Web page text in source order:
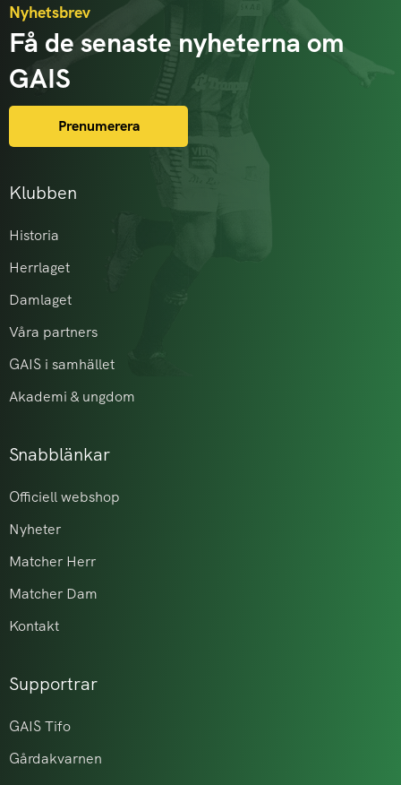
Klubben
Historia
Herrlaget
Damlaget
Våra partners
GAIS i samhället
Akademi & ungdom
Snabblänkar
Officiell webshop
Nyheter
Matcher Herr
Matcher Dam
Kontakt
Supportrar
GAIS Tifo
Gårdakvarnen
Nyhetsbrev
Få de senaste nyheterna om
GAIS
Prenumerera